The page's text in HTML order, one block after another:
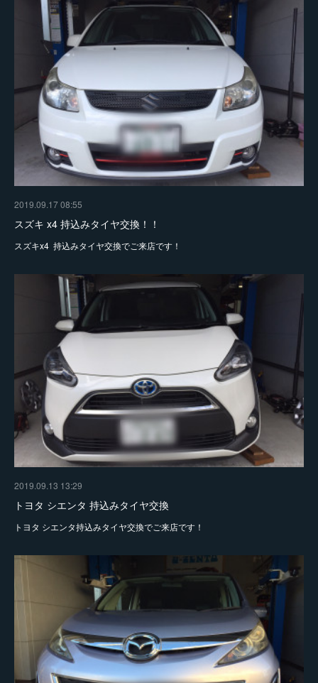
2019.09.17 08:55
スズキ x4 持込みタイヤ交換！！
スズキx4 持込みタイヤ交換でご来店です！
2019.09.13 13:29
トヨタ シエンタ 持込みタイヤ交換
トヨタ シエンタ持込みタイヤ交換でご来店です！